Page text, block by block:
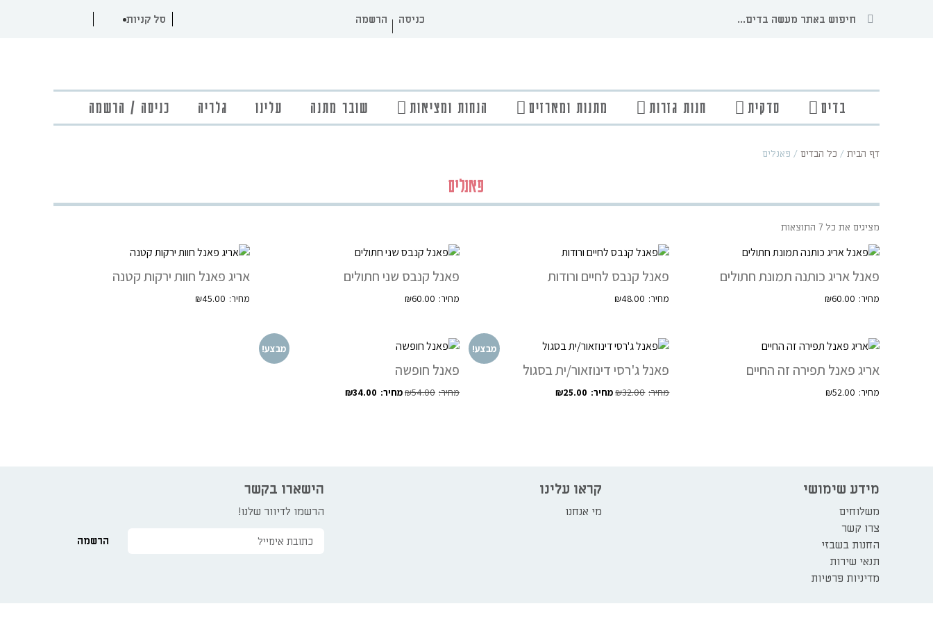
כניסה הרשמה
בדים סדקית חנות גזרות מתנות ומארזים הנחות ומציאות שובר מתנה עלינו גלריה כניסה / הרשמה
דף הבית / כל הבדים / פאנלים
פאנלים
מציגים את כל ⁦7⁩ התוצאות
פאנל אריג כותנה תמונת חתולים
₪60.00
פאנל קנבס לחיים ורודות
₪48.00
פאנל קנבס שני חתולים
₪60.00
אריג פאנל חוות ירקות קטנה
₪45.00
אריג פאנל תפירה זה החיים
₪52.00
מבצע!
פאנל ג'רסי דינוזאור/ית בסגול
₪32.00
₪25.00
מבצע!
פאנל חופשה
₪54.00
₪34.00
מידע שימושי
משלוחים
צרו קשר
החנות בשבזי
תנאי שירות
מדיניות פרטיות
קראו עלינו
מי אנחנו
הישארו בקשר
הרשמו לדיוור שלנו!
הרשמה